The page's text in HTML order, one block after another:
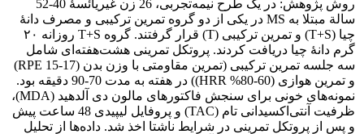
روش پژوهش: در یک طرح نیمه‌تجربی، 26 زن غیریائسۀ 40-52
سالة مبتلا به MS در یکی از دو گروه تمرین ترکیبی و مصرف دانۀ
چیا (T+S) و تمرین ترکیبی (T) قرار گرفتند. گروه T+S روزانه ۲۰
گرم دانۀ چیا دریافت کردند. پروتکل تمرینی هشت‌هفته‌ای شامل
سه جلسه تمرین ترکیبی (تمرین مقاومتی با وزن بدن (RPE 15-17)
و تمرین هوازی (60-80% HRR)) در هفته به مدت 70-90 دقیقه بود.
نمونه‌های خونی برای سنجش فاکتورهای مالون دی آلدهید (MDA)،
ظرفیت آنتی‌اکسیدانی تام (TAC) و پروفایل لیپیدی 48 ساعت پیش
و پس از پروتکل تمرینی در شرایط ناشتا اخذ شد. داده‌ها از تحلیل